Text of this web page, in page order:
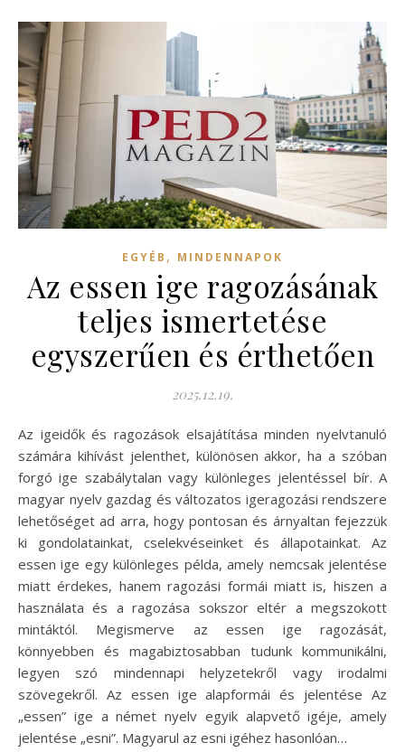
EGYÉB , MINDENNAPOK
Az essen ige ragozásának
teljes ismertetése
egyszerűen és érthetően
2025.12.19.
Az igeidők és ragozások elsajátítása minden nyelvtanuló
számára kihívást jelenthet, különösen akkor, ha a szóban
forgó ige szabálytalan vagy különleges jelentéssel bír. A
magyar nyelv gazdag és változatos igeragozási rendszere
lehetőséget ad arra, hogy pontosan és árnyaltan fejezzük
ki gondolatainkat, cselekvéseinket és állapotainkat. Az
essen ige egy különleges példa, amely nemcsak jelentése
miatt érdekes, hanem ragozási formái miatt is, hiszen a
használata és a ragozása sokszor eltér a megszokott
mintáktól. Megismerve az essen ige ragozását,
könnyebben és magabiztosabban tudunk kommunikálni,
legyen szó mindennapi helyzetekről vagy irodalmi
szövegekről. Az essen ige alapformái és jelentése Az
„essen” ige a német nyelv egyik alapvető igéje, amely
jelentése „esni”. Magyarul az esni igéhez hasonlóan…